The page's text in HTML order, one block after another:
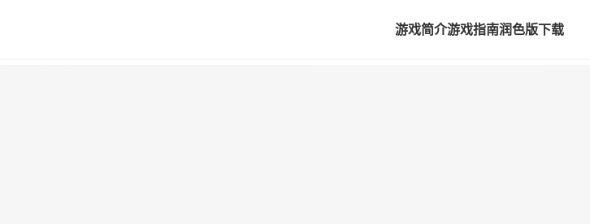
游戏简介游戏指南润色版下载